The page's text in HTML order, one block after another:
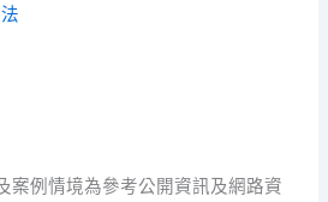
案例情境為參考公開資訊及網路資